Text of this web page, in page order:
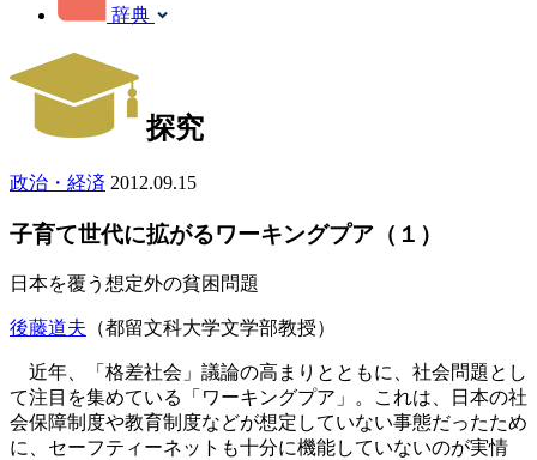
辞典
探究
政治・経済 2012.09.15
子育て世代に拡がるワーキングプア（１）
日本を覆う想定外の貧困問題
後藤道夫 （都留文科大学文学部教授）
近年、「格差社会」議論の高まりとともに、社会問題とし
て注目を集めている「ワーキングプア」。これは、日本の社
会保障制度や教育制度などが想定していない事態だったため
に、セーフティーネットも十分に機能していないのが実情